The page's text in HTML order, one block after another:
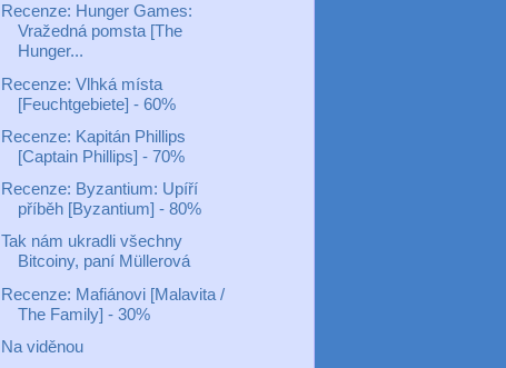
Recenze: Hunger Games:
Vražedná pomsta [The
Hunger...
Recenze: Vlhká místa
[Feuchtgebiete] - 60%
Recenze: Kapitán Phillips
[Captain Phillips] - 70%
Recenze: Byzantium: Upíří
příběh [Byzantium] - 80%
Tak nám ukradli všechny
Bitcoiny, paní Müllerová
Recenze: Mafiánovi [Malavita /
The Family] - 30%
Na viděnou